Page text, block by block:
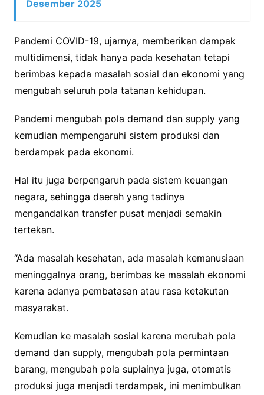
Desember 2025
Pandemi COVID-19, ujarnya, memberikan dampak
multidimensi, tidak hanya pada kesehatan tetapi
berimbas kepada masalah sosial dan ekonomi yang
mengubah seluruh pola tatanan kehidupan.
Pandemi mengubah pola demand dan supply yang
kemudian mempengaruhi sistem produksi dan
berdampak pada ekonomi.
Hal itu juga berpengaruh pada sistem keuangan
negara, sehingga daerah yang tadinya
mengandalkan transfer pusat menjadi semakin
tertekan.
“Ada masalah kesehatan, ada masalah kemanusiaan
meninggalnya orang, berimbas ke masalah ekonomi
karena adanya pembatasan atau rasa ketakutan
masyarakat.
Kemudian ke masalah sosial karena merubah pola
demand dan supply, mengubah pola permintaan
barang, mengubah pola suplainya juga, otomatis
produksi juga menjadi terdampak, ini menimbulkan